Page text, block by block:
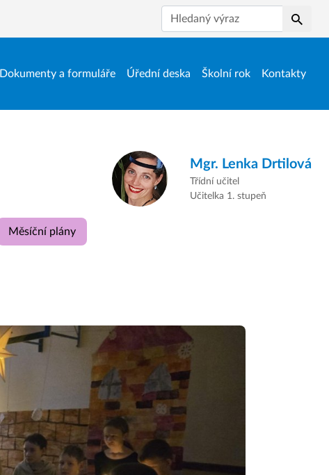
Dokumenty a formuláře Úřední deska Školní rok Kontakty
Hledat
Mgr. Lenka Drtilová
Třídní učitel
Učitelka 1. stupeň
Měsíční plány